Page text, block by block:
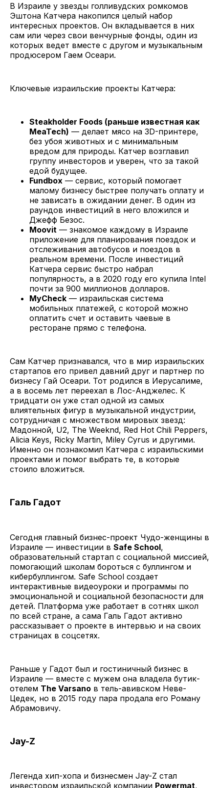
В Израиле у звезды голливудских ромкомов
Эштона Катчера накопился целый набор
интересных проектов. Он вкладывается в них
сам или через свои венчурные фонды, один из
которых ведет вместе с другом и музыкальным
продюсером Гаем Осеари.
Ключевые израильские проекты Катчера:
Steakholder Foods (раньше известная как
MeaTech) — делает мясо на 3D-принтере,
без убоя животных и с минимальным
вредом для природы. Катчер возглавил
группу инвесторов и уверен, что за такой
едой будущее.
Fundbox — сервис, который помогает
малому бизнесу быстрее получать оплату и
не зависать в ожидании денег. В один из
раундов инвестиций в него вложился и
Джефф Безос.
Moovit — знакомое каждому в Израиле
приложение для планирования поездок и
отслеживания автобусов и поездов в
реальном времени. После инвестиций
Катчера сервис быстро набрал
популярность, а в 2020 году его купила Intel
почти за 900 миллионов долларов.
MyCheck — израильская система
мобильных платежей, с которой можно
оплатить счет и оставить чаевые в
ресторане прямо с телефона.
Сам Катчер признавался, что в мир израильских
стартапов его привел давний друг и партнер по
бизнесу Гай Осеари. Тот родился в Иерусалиме,
а в восемь лет переехал в Лос-Анджелес. К
тридцати он уже стал одной из самых
влиятельных фигур в музыкальной индустрии,
сотрудничая с множеством мировых звезд:
Мадонной, U2, The Weeknd, Red Hot Chili Peppers,
Alicia Keys, Ricky Martin, Miley Cyrus и другими.
Именно он познакомил Катчера с израильскими
проектами и помог выбрать те, в которые
стоило вложиться.
Галь Гадот
Сегодня главный бизнес-проект Чудо-женщины в
Израиле — инвестиции в Safe School,
образовательный стартап с социальной миссией,
помогающий школам бороться с буллингом и
кибербуллингом. Safe School создает
интерактивные видеоуроки и программы по
эмоциональной и социальной безопасности для
детей. Платформа уже работает в сотнях школ
по всей стране, а сама Галь Гадот активно
рассказывает о проекте в интервью и на своих
страницах в соцсетях.
Раньше у Гадот был и гостиничный бизнес в
Израиле — вместе с мужем она владела бутик-
отелем The Varsano в тель-авивском Неве-
Цедек, но в 2015 году пара продала его Роману
Абрамовичу.
Jay-Z
Легенда хип-хопа и бизнесмен Jay-Z стал
инвестором израильской компании Powermat,